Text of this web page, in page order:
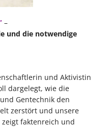
–
und die notwendige
und Aktivistin
dargelegt, wie die
Gentechnik den
zerstört und unsere
faktenreich und